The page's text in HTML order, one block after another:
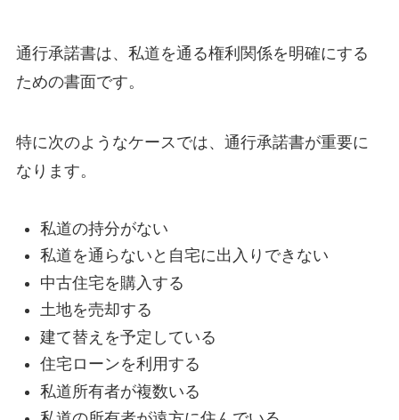
通行承諾書は、私道を通る権利関係を明確にする
ための書面です。
特に次のようなケースでは、通行承諾書が重要に
なります。
私道の持分がない
私道を通らないと自宅に出入りできない
中古住宅を購入する
土地を売却する
建て替えを予定している
住宅ローンを利用する
私道所有者が複数いる